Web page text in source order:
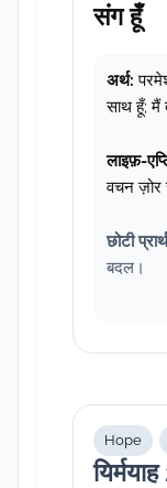
संग हूँ
अर्थ:
साथ हूँ; मैं
लाइफ़-
वचन
छोटी
बदल।
Hope